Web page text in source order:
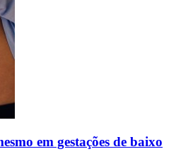
em gestações de baixo